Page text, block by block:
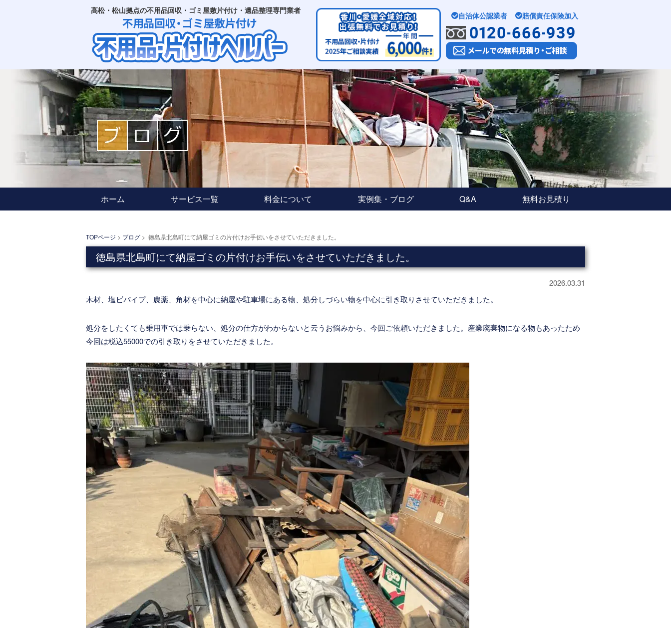
高松・松山拠点の不用品回収・ゴミ屋敷片付け・遺品整理専門業者
自治体公認業者 賠償責任保険加入
ホーム サービス一覧 料金について 実例集・ブログ Q&A 無料お見積り
TOPページ > ブログ > 徳島県北島町にて納屋ゴミの片付けお手伝いをさせていただきました。
徳島県北島町にて納屋ゴミの片付けお手伝いをさせていただきました。
2026.03.31
木材、塩ビパイプ、農薬、角材を中心に納屋や駐車場にある物、処分しづらい物を中心に引き取りさせていただきました。
処分をしたくても乗用車では乗らない、処分の仕方がわからないと云うお悩みから、今回ご依頼いただきました。産業廃棄物になる物もあったため
今回は税込55000での引き取りをさせていただきました。